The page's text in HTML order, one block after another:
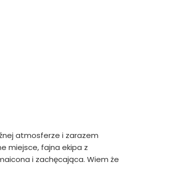
atmosferze i zarazem
miejsce, fajna ekipa z
i zachęcająca. Wiem że